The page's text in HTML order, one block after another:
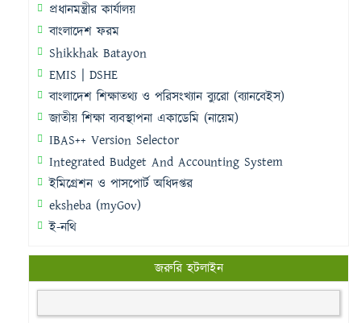
প্রধানমন্ত্রীর কার্যালয়
বাংলাদেশ ফরম
Shikkhak Batayon
EMIS | DSHE
বাংলাদেশ শিক্ষাতথ্য ও পরিসংখ্যান ব্যুরো (ব্যানবেইস)
জাতীয় শিক্ষা ব্যবস্থাপনা একাডেমি (নায়েম)
IBAS++ Version Selector
Integrated Budget And Accounting System
ইমিগ্রেশন ও পাসপোর্ট অধিদপ্তর
eksheba (myGov)
ই-নথি
জরুরি হটলাইন